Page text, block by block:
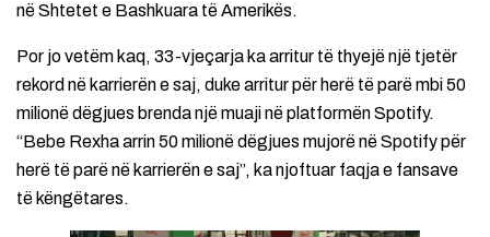
në Shtetet e Bashkuara të Amerikës.
Por jo vetëm kaq, 33-vjeçarja ka arritur të thyejë një tjetër
rekord në karrierën e saj, duke arritur për herë të parë mbi 50
milionë dëgjues brenda një muaji në platformën Spotify.
“Bebe Rexha arrin 50 milionë dëgjues mujorë në Spotify për
herë të parë në karrierën e saj”, ka njoftuar faqja e fansave
të këngëtares.